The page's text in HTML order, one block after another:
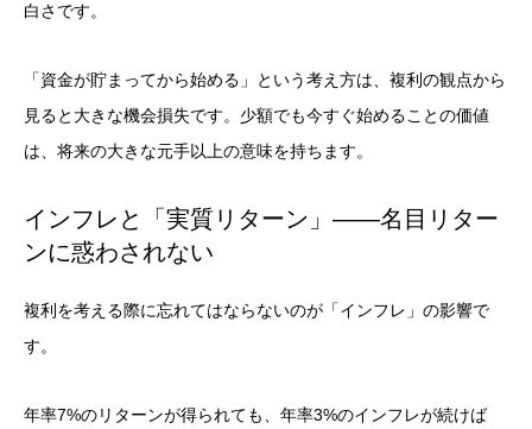
白さです。
「資金が貯まってから始める」という考え方は、複利の観点から
見ると大きな機会損失です。少額でも今すぐ始めることの価値
は、将来の大きな元手以上の意味を持ちます。
インフレと「実質リターン」——名目リター
ンに惑わされない
複利を考える際に忘れてはならないのが「インフレ」の影響で
す。
年率7%のリターンが得られても、年率3%のインフレが続けば